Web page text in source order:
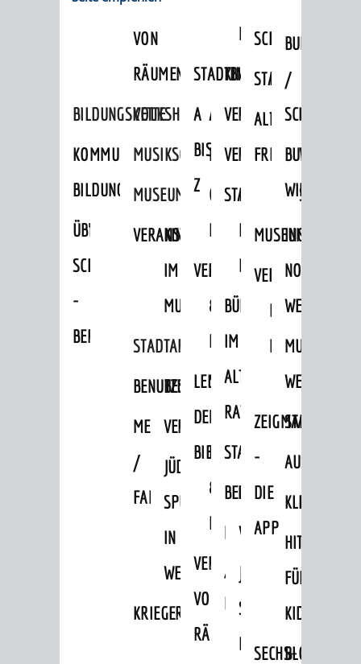
VON
RÄUMEN
BILDUNGSKETTE
KOMMUNALES
BILDUNGSMANAGEMENT
ÜBERGANG
SCHULE
-
BERUF
"FRÜHE
BILDUNG"
VOLKSHOCHSCHULE
MUSIKSCHULE
MUSEUM
VERANSTALTUNGEN
KINDER
IM
MUSEUM
STADTARCHIV
BENUTZUNG
MELDEKARTEI
/
FAMILIENFORSCHUNG
BESTANDSÜBERSICHT
VERÖFFENTLICHUNGEN
JÜDISCHE
SPUREN
IN
WEINHEIM
KRIEGERDENKMAL
MUSEUM
STADTBIBLIOTHEK
A
BIS
Z
AUSLEIHE
MEDIENANGEBOTE
ONLINE-
KATALOG
VERANSTALTUNGEN
AUSBILDUNG
&
PRAKTIKA
LEIHVERKEHR
DER
BIBLIOTHEK
SERVICE
FÜR
LEHRER/INNEN
&
ERZIEHER/INNEN
VERMIETUNG
VON
RÄUMEN
KINO
VERANSTALTER
STADTHALLE
ROLF-
ENGELBRECHT-
HAUS
BÜRGERSAAL
IM
ALTEN
RATHAUS
STADTARCHIV
BENUTZUNG
MELDEKARTEI
/
FAMILIENFORSCHUNG
JÜDISCHE
SPUREN
IN
SCHLOSSPARK
STADTGARTEN
ALTER
FRIEDHOF
ROSENANLAGE
BURGEN
/
SCHLOSS
BURGRUINE
WINDECK
SCHLOSS
MUSEUM
KINDER
IM
MUSEUM
INGRID-
NOLL-
WEG
MUNDART-
WEG
ZEIGMAL
-
DIE
APP
STADTTEILE
HITS
FÜR
KIDS
SECHS-BLOGGER